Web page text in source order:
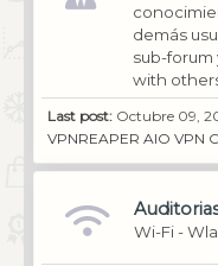
demás
sub-
with
Last post: Octubre 09,
VPNREAPER AIO VPN
Wi-Fi -